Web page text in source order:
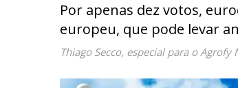
Por apenas dez votos,
europeu, que pode levar
Thiago Secco, especial para o Agrofy